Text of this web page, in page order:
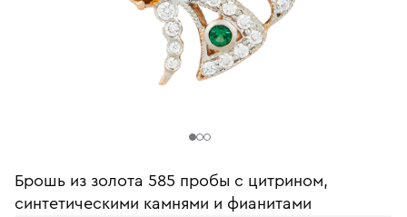
Брошь из золота 585 пробы с цитрином,
синтетическими камнями и фианитами